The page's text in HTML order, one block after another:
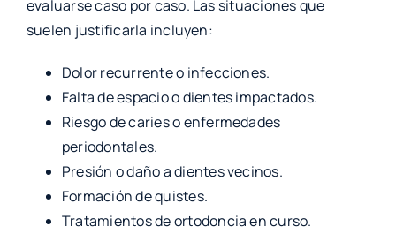
evaluarse caso por caso. Las situaciones que
suelen justificarla incluyen:
Dolor recurrente o infecciones.
Falta de espacio o dientes impactados.
Riesgo de caries o enfermedades
periodontales.
Presión o daño a dientes vecinos.
Formación de quistes.
Tratamientos de ortodoncia en curso.